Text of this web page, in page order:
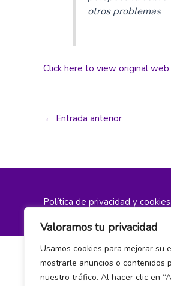
Valoramos tu privacidad
Usamos cookies para mejorar su
mostrarle anuncios o contenidos
nuestro tráfico. Al hacer clic en
otros problemas
Click here to view original
← Entrada anterior
Política de privacidad y cookies